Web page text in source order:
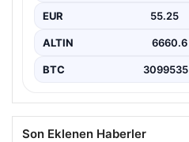
EUR 55.25
ALTIN 6660.6
BTC 3099535
Son Eklenen Haberler